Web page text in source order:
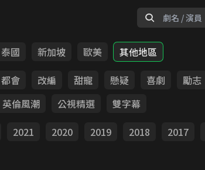
泰國 新加坡 歐美
其他地區
都會 改編 甜寵 懸疑 喜劇 勵志
英倫風潮 公視精選
雙字幕
2021 2020 2019 2018 2017